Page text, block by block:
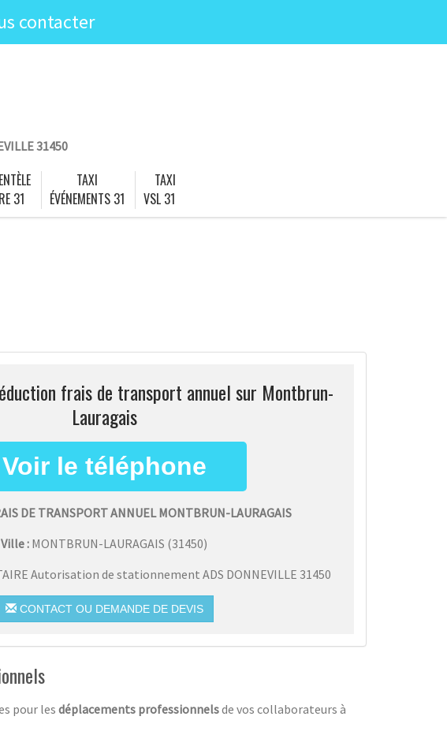
contacter
31450
31
TAXI
ÉVÉNEMENTS 31
TAXI
VSL 31
frais de transport annuel sur Montbrun-
Lauragais
DE TRANSPORT ANNUEL MONTBRUN-LAURAGAIS
Ville : MONTBRUN-LAURAGAIS (31450)
Autorisation de stationnement ADS DONNEVILLE 31450
CONTACT OU DEMANDE DE DEVIS
pour les déplacements professionnelsde vos collaborateurs à